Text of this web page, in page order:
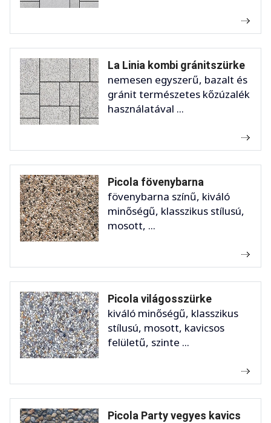
La Linia kombi gránitszürke
nemesen egyszerű, bazalt és
gránit természetes kőzúzalék
használatával ...
Picola fövenybarna
fövenybarna színű, kiváló
minőségű, klasszikus stílusú,
mosott, ...
Picola világosszürke
kiváló minőségű, klasszikus
stílusú, mosott, kavicsos
felületű, szinte ...
Picola Party vegyes kavics